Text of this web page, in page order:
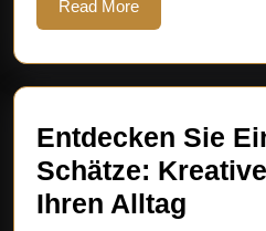
Read MoreRead
More
Entdecken Sie
Schätze:
Ihren Alltag